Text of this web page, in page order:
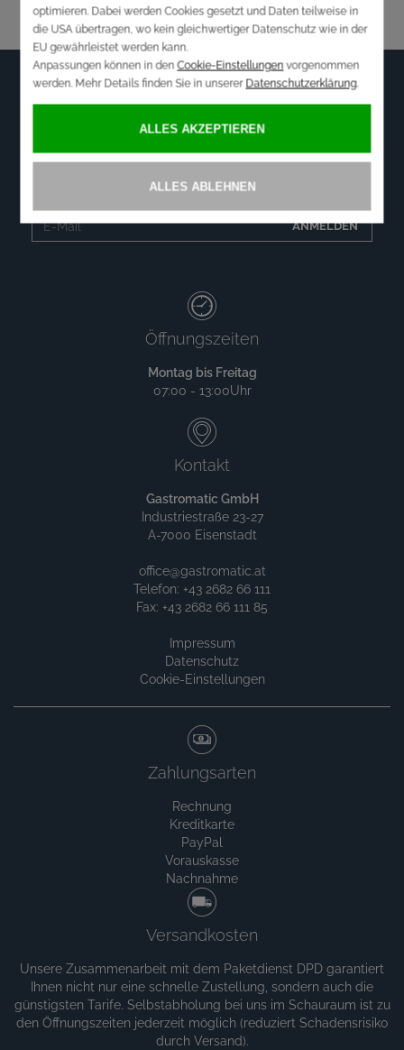
Newsletter
WOLLEN SIE ÜBER AKTUELLE ANGEBOTE
INFORMIERT WERDEN?
ANMELDEN
Öffnungszeiten
Montag bis Freitag
07:00 - 13:00Uhr
Kontakt
Gastromatic GmbH
Industriestraße 23-27
A-7000 Eisenstadt
office@gastromatic.at
Telefon: +43 2682 66 111
Fax: +43 2682 66 111 85
Impressum
Datenschutz
Cookie-Einstellungen
Zahlungsarten
Rechnung
Kreditkarte
PayPal
Vorauskasse
Nachnahme
Versandkosten
Unsere Zusammenarbeit mit dem Paketdienst DPD garantiert
Ihnen nicht nur eine schnelle Zustellung, sondern auch die
günstigsten Tarife. Selbstabholung bei uns im Schauraum ist zu
den Öffnungszeiten jederzeit möglich (reduziert Schadensrisiko
durch Versand).